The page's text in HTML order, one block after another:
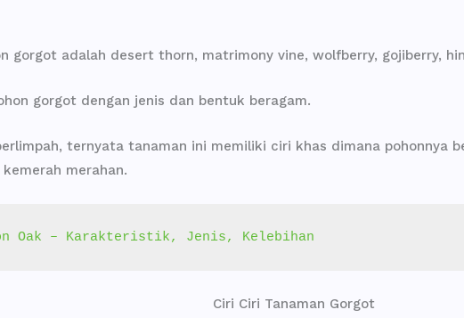
gorgot adalah desert thorn, matrimony vine, wolfberry, gojiberry,
gorgot dengan jenis dan bentuk beragam.
ternyata tanaman ini memiliki ciri khas dimana pohonnya
merahan.
Oak – Karakteristik, Jenis, Kelebihan
Ciri Ciri Tanaman Gorgot